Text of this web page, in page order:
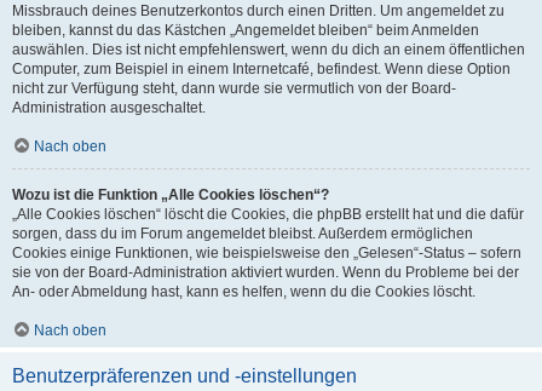
Missbrauch deines Benutzerkontos durch einen Dritten. Um angemeldet zu
bleiben, kannst du das Kästchen „Angemeldet bleiben“ beim Anmelden
auswählen. Dies ist nicht empfehlenswert, wenn du dich an einem öffentlichen
Computer, zum Beispiel in einem Internetcafé, befindest. Wenn diese Option
nicht zur Verfügung steht, dann wurde sie vermutlich von der Board-
Administration ausgeschaltet.
Nach oben
Wozu ist die Funktion „Alle Cookies löschen“?
„Alle Cookies löschen“ löscht die Cookies, die phpBB erstellt hat und die dafür
sorgen, dass du im Forum angemeldet bleibst. Außerdem ermöglichen
Cookies einige Funktionen, wie beispielsweise den „Gelesen“-Status – sofern
sie von der Board-Administration aktiviert wurden. Wenn du Probleme bei der
An- oder Abmeldung hast, kann es helfen, wenn du die Cookies löscht.
Nach oben
Benutzerpräferenzen und -einstellungen